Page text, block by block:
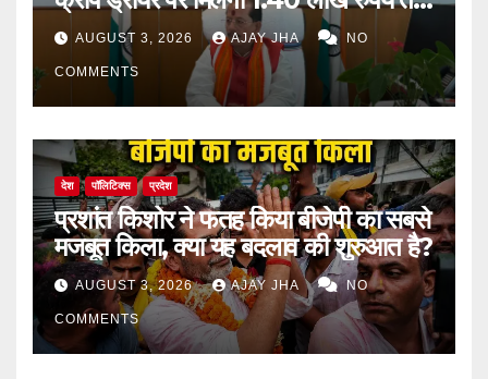
का अनुदान
AUGUST 3, 2026 AJAY JHA NO
COMMENTS
देश पॉलिटिक्स प्रदेश
प्रशांत किशोर ने फतह किया बीजेपी का सबसे
मजबूत किला, क्या यह बदलाव की शुरुआत है?
AUGUST 3, 2026 AJAY JHA NO
COMMENTS